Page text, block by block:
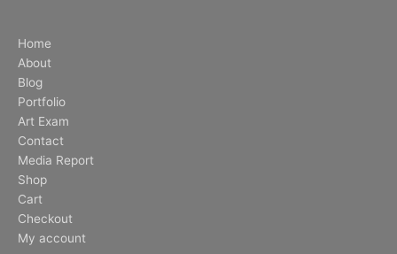
Home
About
Blog
Portfolio
Art Exam
Contact
Media Report
Shop
Cart
Checkout
My account